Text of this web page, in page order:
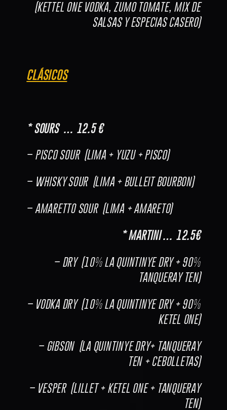
(KETTEL ONE VODKA, ZUMO TOMATE, MIX DE
SALSAS Y ESPECIAS CASERO)
CLÁSICOS
* SOURS … 12.5 €
– PISCO SOUR (LIMA + YUZU + PISCO)
– WHISKY SOUR (LIMA + BULLEIT BOURBON)
– AMARETTO SOUR (LIMA + AMARETO)
* MARTINI … 12.5€
– DRY (10% LA QUINTINYE DRY + 90%
TANQUERAY TEN)
– VODKA DRY (10% LA QUINTINYE DRY + 90%
KETEL ONE)
– GIBSON (LA QUINTINYE DRY+ TANQUERAY
TEN + CEBOLLETAS)
– VESPER (LILLET + KETEL ONE + TANQUERAY
TEN)